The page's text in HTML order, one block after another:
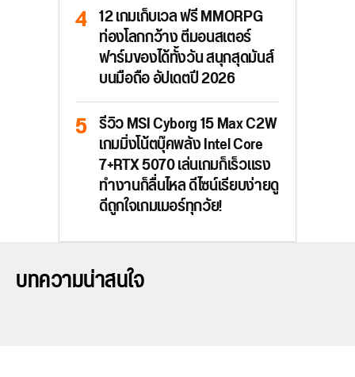
12 เกมเก็บเวล ฟรี MMORPG
ท่องโลกกว้าง ตีมอนสเตอร์
ฟาร์มของได้ทั้งวัน สนุกสุดมันส์
บนมือถือ อัปเดตปี 2026
รีวิว MSI Cyborg 15 Max C2W
เกมมิ่งโน้ตบุ๊คพลัง Intel Core
7+RTX 5070 เล่นเกมก็เร็วแรง
ทำงานก็ลื่นไหล ดีไซน์เรียบง่ายดู
ดีถูกใจเกมเมอร์ทุกวัย!
บทความน่าสนใจ